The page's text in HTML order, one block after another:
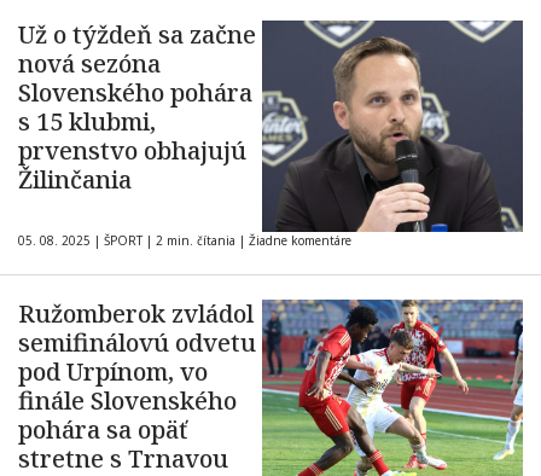
Už o týždeň sa začne
nová sezóna
Slovenského pohára
s 15 klubmi,
prvenstvo obhajujú
Žilinčania
05. 08. 2025 | ŠPORT | 2 min. čítania | Žiadne komentáre
Ružomberok zvládol
semifinálovú odvetu
pod Urpínom, vo
finále Slovenského
pohára sa opäť
stretne s Trnavou